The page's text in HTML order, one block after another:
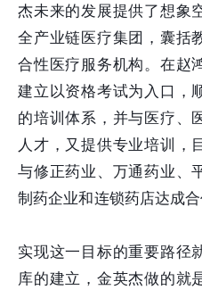
杰未来的发展提供了想象
全产业链医疗集团，囊括
合性医疗服务机构。在赵
建立以资格考试为入口，
的培训体系，并与医疗、
人才，又提供专业培训，
与修正药业、万通药业、
制药企业和连锁药店达成合
实现这一目标的重要路径
库的建立，金英杰做的就